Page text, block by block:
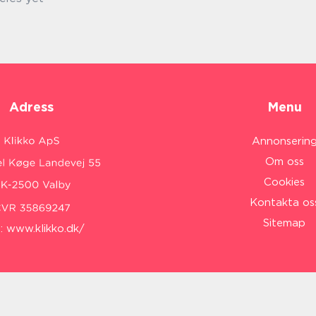
Adress
www.klikko.dk/
Menu
Om oss
Cookies
Kontakta
Sitemap